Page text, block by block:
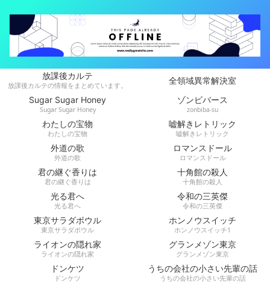
放課後カルテ
放課後カルテの情報をまとめています。
全領域異常解決室
Sugar Sugar Honey
Sugar Sugar Honey
ゾンビバース
zonbiba-su
わたしの宝物
わたしの宝物
嘘解きレトリック
嘘解きレトリック
外道の歌
外道の歌
ロマンスドール
ロマンスドール
君の継ぐ香りは
君の継ぐ香りは
十角館の殺人
十角館の殺人
光る君へ
光る君へ
令和の三英傑
令和の三英傑
東京サラダボウル
東京サラダボウル
ホンノウスイッチ
ホンノウスイッチ1
ライオンの隠れ家
ライオンの隠れ家
グランメゾン東京
グランメゾン東京
ドンケツ
ドンケツ
うちの会社の小さい先輩の話
うちの会社の小さい先輩の話